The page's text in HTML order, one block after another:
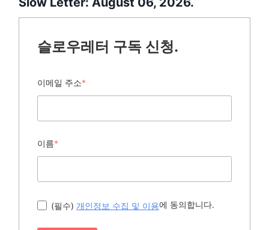
슬로우레터 구독 신청.
이메일 주소*
이름*
(필수) 개인정보 수집 및 이용에 동의합니다.